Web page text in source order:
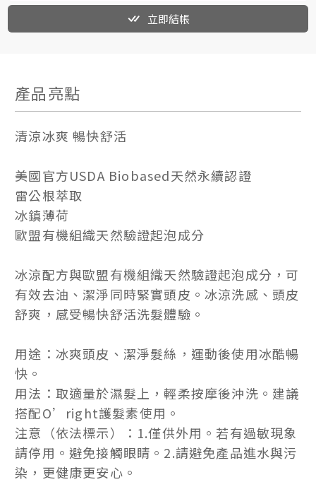
立即結帳
產品亮點
清涼冰爽 暢快舒活
美國官方USDA Biobased天然永續認證
雷公根萃取
冰鎮薄荷
歐盟有機組織天然驗證起泡成分
冰涼配方與歐盟有機組織天然驗證起泡成分，可
有效去油、潔淨同時緊實頭皮。冰涼洗感、頭皮
舒爽，感受暢快舒活洗髮體驗。
用途：冰爽頭皮、潔淨髮絲，運動後使用冰酷暢
快。
用法：取適量於濕髮上，輕柔按摩後沖洗。建議
搭配O’right護髮素使用。
注意（依法標示）：1.僅供外用。若有過敏現象
請停用。避免接觸眼睛。2.請避免產品進水與污
染，更健康更安心。